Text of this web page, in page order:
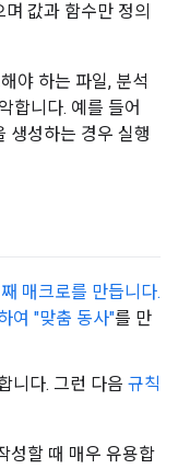
값과 함수만 정의
야 하는 파일, 분석
합니다. 예를 들어
생성하는 경우 실행
매크로를 만듭니다.
여 "맞춤 동사"를 만
니다. 그런 다음 규칙
성할 때 매우 유용합